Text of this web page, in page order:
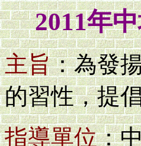
2011年
主旨：為發
的習性，提
指導單位：